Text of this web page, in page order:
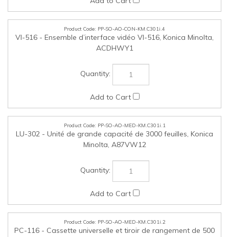
PP-SO-AO-MED-KM.C301i.1
LU-302 - Unité de grande capacité de 3000 feuilles, Konica
Minolta, A87VW12
PP-SO-AO-MED-KM.C301i.2
PC-116 - Cassette universelle et tiroir de rangement de 500
feuilles, Konica Minolta, AAV5WY1
PC-216 - Deux cassettes universelles de 500 feuilles, Konica
Minolta, AAV5WY2